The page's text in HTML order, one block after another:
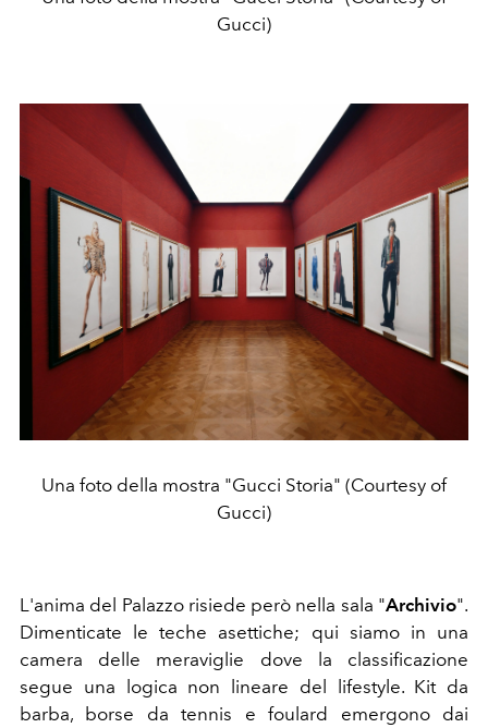
Gucci)
Una foto della mostra "Gucci Storia" (Courtesy of
Gucci)
L'anima del Palazzo risiede però nella sala "Archivio".
Dimenticate le teche asettiche; qui siamo in una
camera delle meraviglie dove la classificazione
segue una logica non lineare del lifestyle. Kit da
barba, borse da tennis e foulard emergono dai